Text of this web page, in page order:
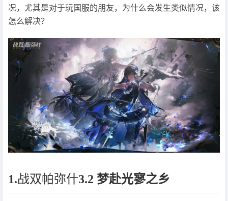
况，尤其是对于玩国服的朋友，为什么会发生类似情况，该
怎么解决？
1.战双帕弥什3.2 梦赴光寥之乡